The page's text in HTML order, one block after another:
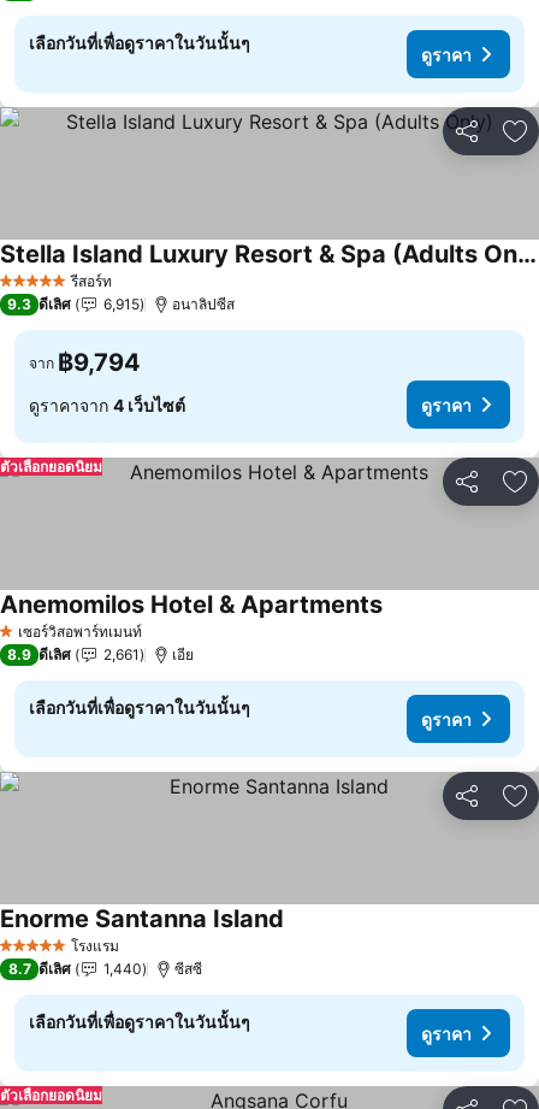
เลือกวันที่เพื่อดูราคาในวันนั้นๆ
ดูราคา
แชร์ เ
5 ดาว รีสอร์ท
Stella Island Luxury Resort & Spa (Adults Only)
9.3 ดีเลิศ 6,915 อนาลิปซีส
จาก ฿9,794
ดูราคาจาก 4 เว็บไซต์ ดูราคา
แชร์ เ
ตัวเลือกยอดนิยม
1 ดาวเซอร์วิสอพาร์ทเมนท์
Anemomilos Hotel & Apartments
8.9 ดีเลิศ 2,661 เอีย
เลือกวันที่เพื่อดูราคาในวันนั้นๆ
ดูราคา
แชร์ เ
5 ดาว โรงแรม
Enorme Santanna Island
8.7 ดีเลิศ 1,440 ซีสซี
เลือกวันที่เพื่อดูราคาในวันนั้นๆ
ดูราคา
ตัวเลือกยอดนิยม